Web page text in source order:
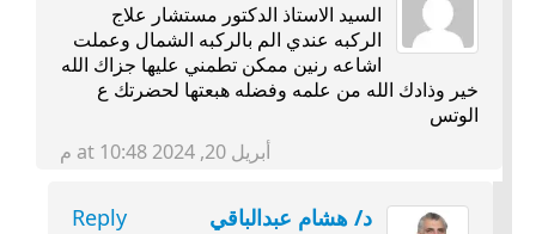
السيد الاستاذ الدكتور مستشار علاج
الركبه عندي الم بالركبه الشمال وعملت
اشاعه رنين ممكن تطمني عليها جزاك الله
خير وذادك الله من علمه وفضله هبعتها لحضرتك ع
الوتس
أبريل 20, 2024 at 10:48 م
د/ هشام عبدالباقي Reply